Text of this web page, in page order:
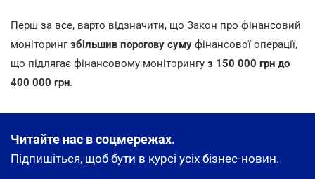
Перш за все, варто відзначити, що Закон про фінансовий
моніторингзбільшив порогову суму фінансової операції,
що підлягає фінансовому моніторингу з 150 000 грн до
400 000 грн.
Читайте нас в соцмережах.
Підпишіться, щоб бути в курсі усіх бізнес-новин.